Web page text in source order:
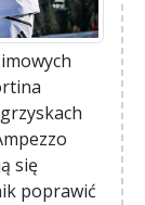
się
poprawić